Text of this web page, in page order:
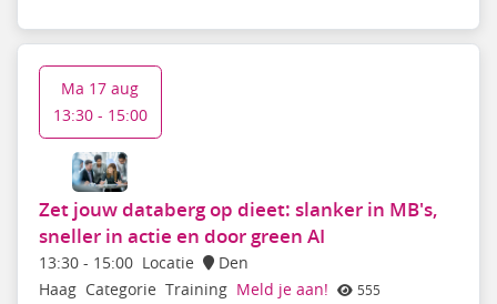
Zet jouw databerg op dieet: slanker in MB's,
sneller in actie en door green AI
13:30- 15:00 Locatie
Den
Haag Categorie Training Meld je aan! 555
Ma 17 aug
13:30 - 15:00